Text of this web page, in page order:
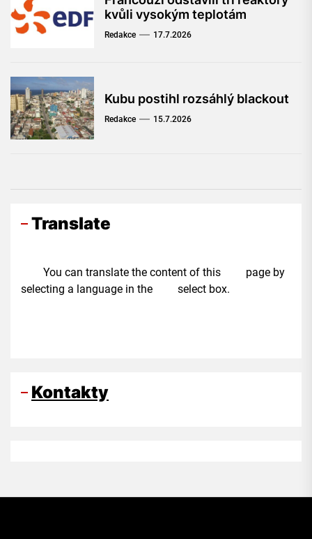
kvůli vysokým teplotám
Redakce 17.7.2026
Kubu postihl rozsáhlý blackout
Redakce 15.7.2026
Translate
You can translate the content of this page by
selecting a language in the select box.
Kontakty